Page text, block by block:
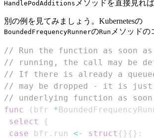
HandlePodAdditions メソッドを直接見れ
別の例を見てみましょう。Kubernetesの
BoundedFrequencyRunnerのRun メソッドの
// Run the function as soon
// running, the call may be
// If there is already a
// may be dropped - it is
// underlying function as
func
( bfr *
select
{
case bfr . run <- struct { } { } :